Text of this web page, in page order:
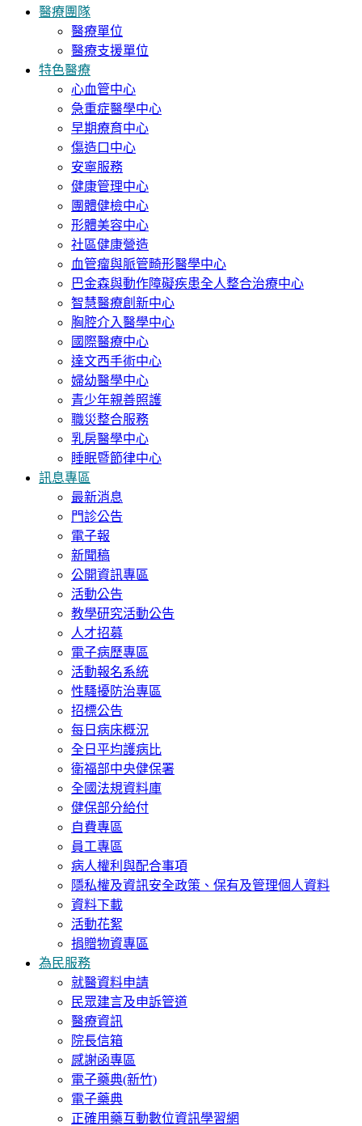
醫療團隊
醫療單位
醫療支援單位
特色醫療
心血管中心
急重症醫學中心
早期療育中心
傷造口中心
安寧服務
健康管理中心
團體健檢中心
形體美容中心
社區健康營造
血管瘤與脈管畸形醫學中心
巴金森與動作障礙疾患全人整合治療中心
智慧醫療創新中心
胸腔介入醫學中心
國際醫療中心
達文西手術中心
婦幼醫學中心
青少年親善照護
職災整合服務
乳房醫學中心
睡眠暨節律中心
訊息專區
最新消息
門診公告
電子報
新聞稿
公開資訊專區
活動公告
教學研究活動公告
人才招募
電子病歷專區
活動報名系統
性騷擾防治專區
招標公告
每日病床概況
全日平均護病比
衛福部中央健保署
全國法規資料庫
健保部分給付
自費專區
員工專區
病人權利與配合事項
隱私權及資訊安全政策、保有及管理個人資料
資料下載
活動花絮
捐贈物資專區
為民服務
就醫資料申請
民眾建言及申訴管道
醫療資訊
院長信箱
感謝函專區
電子藥典(新竹)
電子藥典
正確用藥互動數位資訊學習網